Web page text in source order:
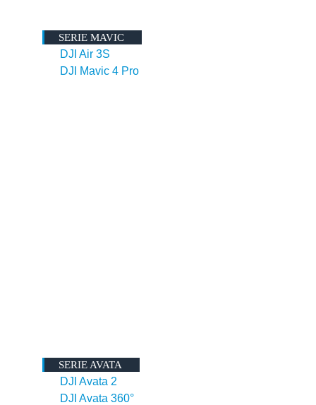
SERIE MAVIC
DJI Air 3S
DJI Mavic 4 Pro
SERIE AVATA
DJI Avata 2
DJI Avata 360°